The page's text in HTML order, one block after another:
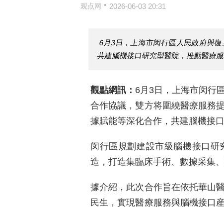
观点网 • 2026-06-03 20:31
6月3日，上海市闵行區人民政府與
共建腦機接口研究型醫院，推動醫療
觀點網訊： 6月3日，上海市闵行
合作協議，雙方将圍繞醫療服務
據賦能等深化合作，共建腦機接口
闵行區規劃建設市級腦機接口
造，打造集臨床手術、數據采集
據介紹，此次合作旨在依托華山
民生，實現醫療服務與腦機接口